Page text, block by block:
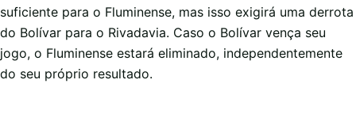
suficiente para o Fluminense, mas isso exigirá uma derrota
do Bolívar para o Rivadavia. Caso o Bolívar vença seu
jogo, o Fluminense estará eliminado, independentemente
do seu próprio resultado.